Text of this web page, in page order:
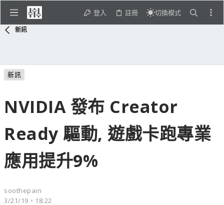
登入 註冊 切換模式
新訊
新訊
NVIDIA 發布 Creator
Ready 驅動, 遊戲卡跑專業
應用提升9%
soothepain
3/21/19，18:22